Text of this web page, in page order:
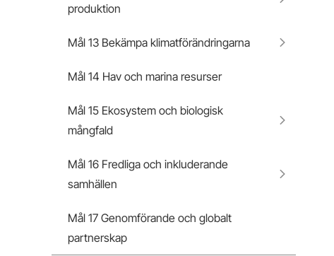
produktion
Mål 13 Bekämpa klimatförändringarna
Mål 14 Hav och marina resurser
Mål 15 Ekosystem och biologisk
mångfald
Mål 16 Fredliga och inkluderande
samhällen
Mål 17 Genomförande och globalt
partnerskap